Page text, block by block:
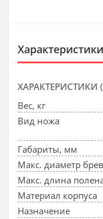
Характеристики
ХАРАКТЕРИСТИКИ
Вес, кг
Вид ножа
Габариты, мм
Макс. диаметр
Макс. длина
Материал корпуса
Назначение